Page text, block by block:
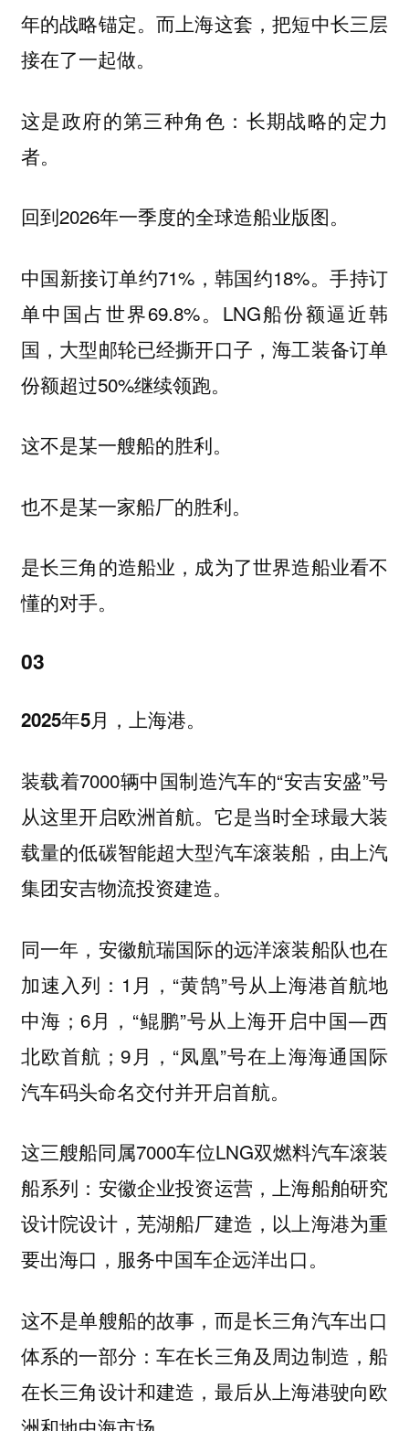
年的战略锚定。而上海这套，把短中长三层
接在了一起做。
这是政府的第三种角色：长期战略的定力
者。
回到2026年一季度的全球造船业版图。
中国新接订单约71%，韩国约18%。手持订
单中国占世界69.8%。LNG船份额逼近韩
国，大型邮轮已经撕开口子，海工装备订单
份额超过50%继续领跑。
这不是某一艘船的胜利。
也不是某一家船厂的胜利。
是长三角的造船业，成为了世界造船业看不
懂的对手。
03
2025年5月，上海港。
装载着7000辆中国制造汽车的“安吉安盛”号
从这里开启欧洲首航。它是当时全球最大装
载量的低碳智能超大型汽车滚装船，由上汽
集团安吉物流投资建造。
同一年，安徽航瑞国际的远洋滚装船队也在
加速入列：1月，“黄鹄”号从上海港首航地
中海；6月，“鲲鹏”号从上海开启中国—西
北欧首航；9月，“凤凰”号在上海海通国际
汽车码头命名交付并开启首航。
这三艘船同属7000车位LNG双燃料汽车滚装
船系列：安徽企业投资运营，上海船舶研究
设计院设计，芜湖船厂建造，以上海港为重
要出海口，服务中国车企远洋出口。
这不是单艘船的故事，而是长三角汽车出口
体系的一部分：车在长三角及周边制造，船
在长三角设计和建造，最后从上海港驶向欧